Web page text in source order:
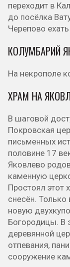
переходит в
до посёлка
Черепово
КОЛУМБАРИЙ
На некрополе
ХРАМ НА
В шаговой
Покровская
письменных
половине 17
Яковлево
каменную
Простоял этот
снесён. Только
новую
Богородицы. В
деревянной
отпевания,
сооружение